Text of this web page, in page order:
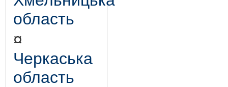
область
¤
Черкаська
область